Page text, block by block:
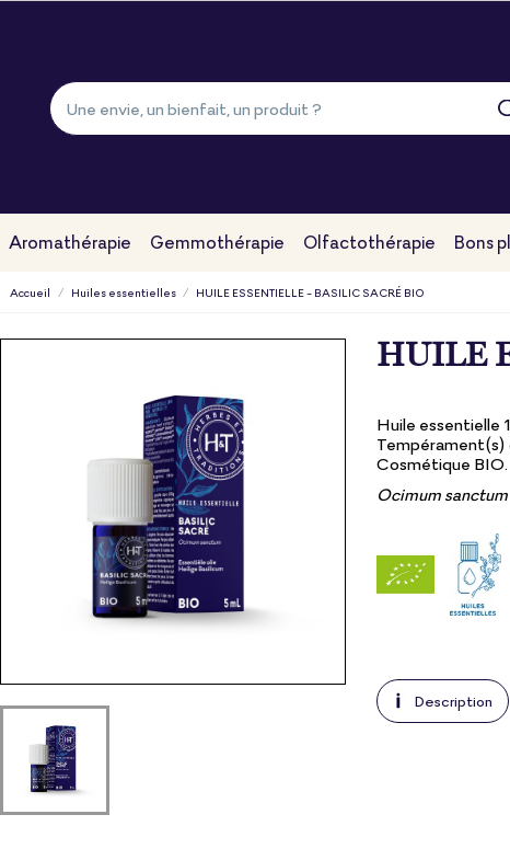
Aromathérapie Gemmothérapie Olfactothérapie Bons
Accueil Huiles essentielles HUILE ESSENTIELLE - BASILIC SACRÉ BIO
HUILE
Huile essentielle
Tempérament(s)
Cosmétique BIO.
Ocimum sanctum
Description